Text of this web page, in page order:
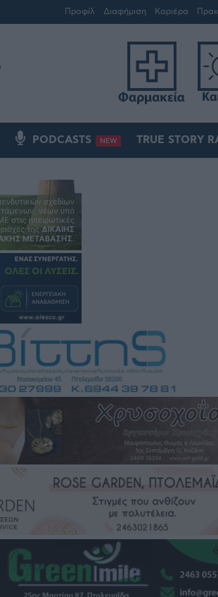
Προφίλ Διαφήμιση Καριέρα
PODCASTS NEW TRUE STORY